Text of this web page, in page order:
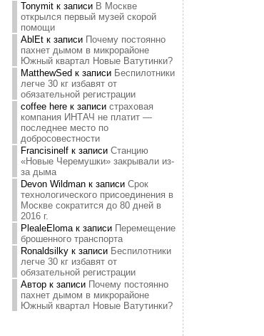
Tonymitк записи В Москве
открылся первый музей скорой
помощи
AblEtк записи Почему постоянно
пахнет дымом в микрорайоне
Южный квартал Новые Ватутинки?
MatthewSed к записи Беспилотники
легче 30 кг избавят от
обязательной регистрации
coffee hereк записи страховая
компания ИНТАЧ не платит —
последнее место по
добросовестности
Francisinelfк записи Станцию
«Новые Черемушки» закрывали из-
за дыма
Devon Wildmanк записи Срок
технологического присоединения в
Москве сократится до 80 дней в
2016 г.
PlealeElomaк записи Перемещение
брошенного транспорта
Ronaldsilkyк записи Беспилотники
легче 30 кг избавят от
обязательной регистрации
Авторк записи Почему постоянно
пахнет дымом в микрорайоне
Южный квартал Новые Ватутинки?